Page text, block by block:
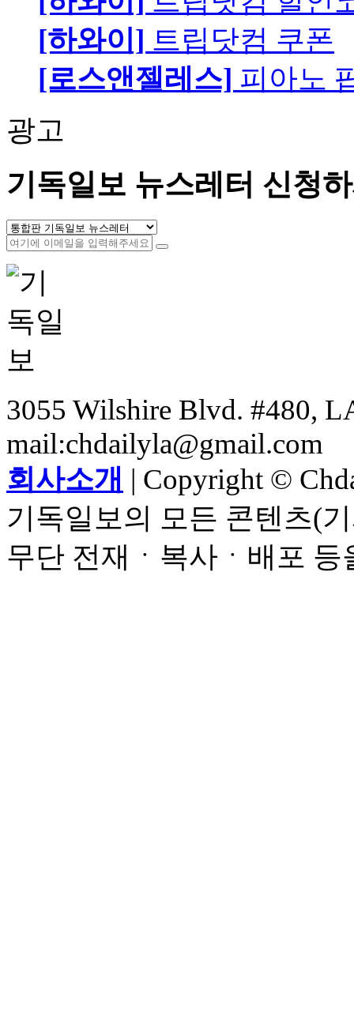
[하와이] 트립닷컴 쿠폰
[로스앤젤레스] 피아노
광고
기독일보 뉴스레터 신청
3055 Wilshire Blvd. #480,
mail:chdailyla@gmail.com
회사소개 | Copyright ©
기독일보의 모든 콘텐츠(
무단 전재ㆍ복사ㆍ배포 등